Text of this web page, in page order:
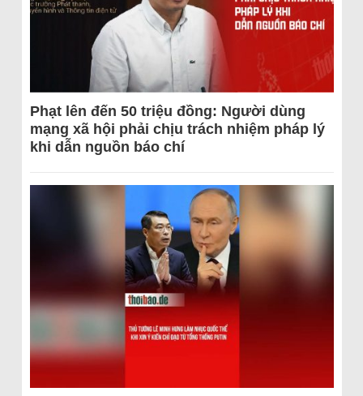
Phạt lên đến 50 triệu đồng: Người dùng
mạng xã hội phải chịu trách nhiệm pháp lý
khi dẫn nguồn báo chí